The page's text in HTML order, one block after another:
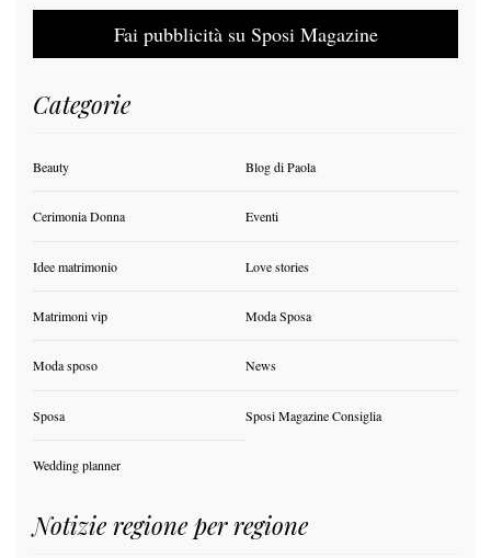
Fai pubblicità su Sposi Magazine
Categorie
Beauty Blog di Paola
Cerimonia Donna Eventi
Idee matrimonio Love stories
Matrimoni vip Moda Sposa
Moda sposo News
Sposa Sposi Magazine Consiglia
Wedding planner
Notizie regione per regione